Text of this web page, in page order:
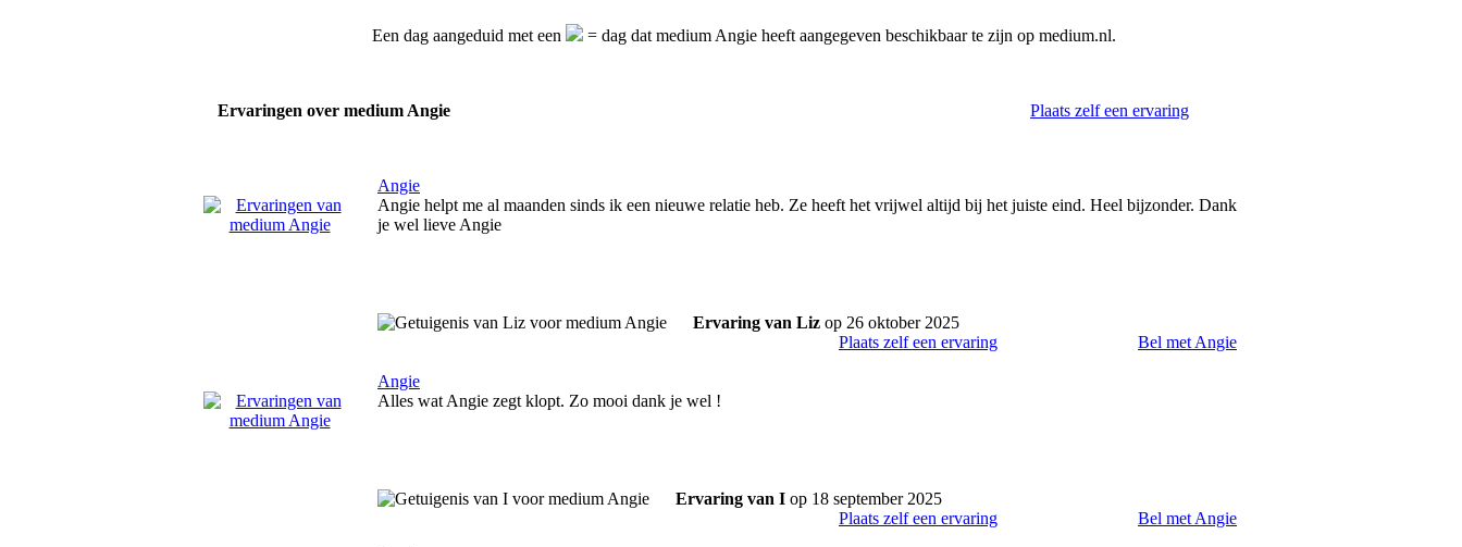
Een dag aangeduid met een = dag dat medium Angie heeft aangegeven beschikbaar te zijn op medium.nl.
Ervaringen over medium Angie Plaats zelf een ervaring
Angie
Angie helpt me al maanden sinds ik een nieuwe relatie heb. Ze heeft het vrijwel altijd bij het juiste eind. Heel bijzonder. Dank
je wel lieve Angie
Ervaring van Liz op 26 oktober 2025
Plaats zelf een ervaring
Bel met Angie
Angie
Alles wat Angie zegt klopt. Zo mooi dank je wel !
Ervaring van I op 18 september 2025
Plaats zelf een ervaring
Bel met Angie